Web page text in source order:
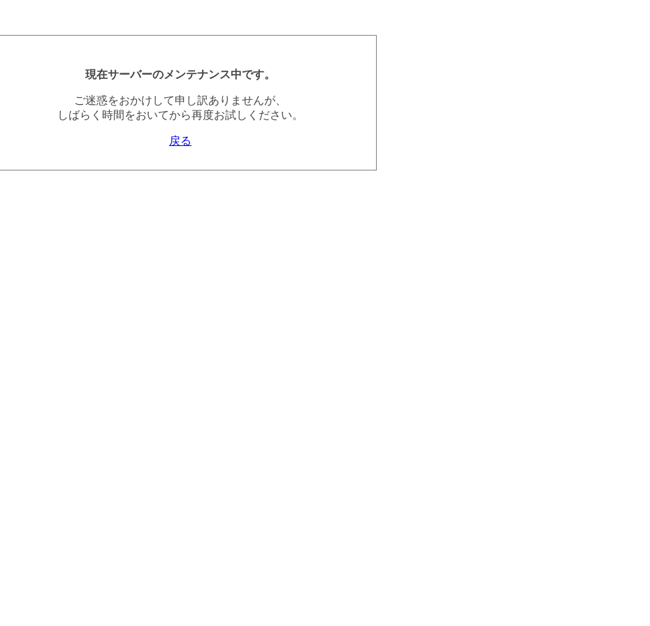
現在サーバーのメンテナンス中です。
ご迷惑をおかけして申し訳ありませんが、
しばらく時間をおいてから再度お試しください。
戻る